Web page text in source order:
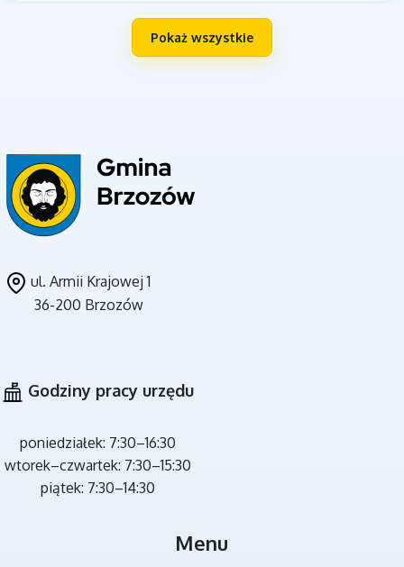
MIEJSCA REKREACJI
Pokaż wszystkie
ul. Armii Krajowej 1
36-200 Brzozów
Godziny pracy urzędu
poniedziałek: 7:30–16:30
wtorek–czwartek: 7:30–15:30
piątek: 7:30–14:30
Menu